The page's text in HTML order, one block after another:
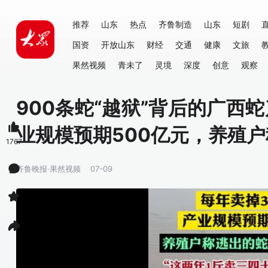
推荐 山东 热点 齐鲁制造 山东 短剧
国资
开放山东 财经 交通 健康 文旅
果然视频
青未了 灵境 深度 创意 观察
900条蛇“越狱”背后的广西
业规模预期500亿元，养殖
齐鲁晚报·果然视频 07-09
1767